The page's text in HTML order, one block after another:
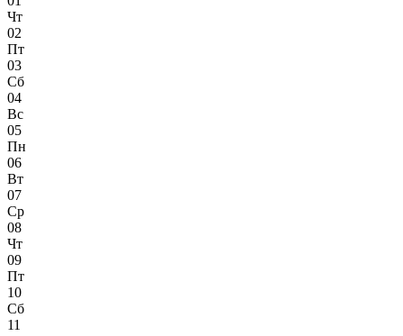
Чт
02
Пт
03
Сб
04
Вс
05
Пн
06
Вт
07
Ср
08
Чт
09
Пт
10
Сб
11